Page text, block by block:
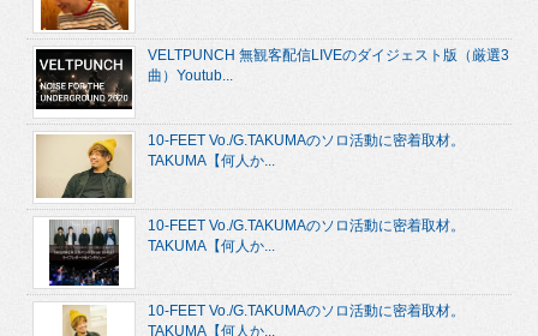
VELTPUNCH 無観客配信LIVEのダイジェスト版（厳選3
曲）Youtub...
10-FEET Vo./G.TAKUMAのソロ活動に密着取材。
TAKUMA【何人か...
10-FEET Vo./G.TAKUMAのソロ活動に密着取材。
TAKUMA【何人か...
10-FEET Vo./G.TAKUMAのソロ活動に密着取材。
TAKUMA【何人か...